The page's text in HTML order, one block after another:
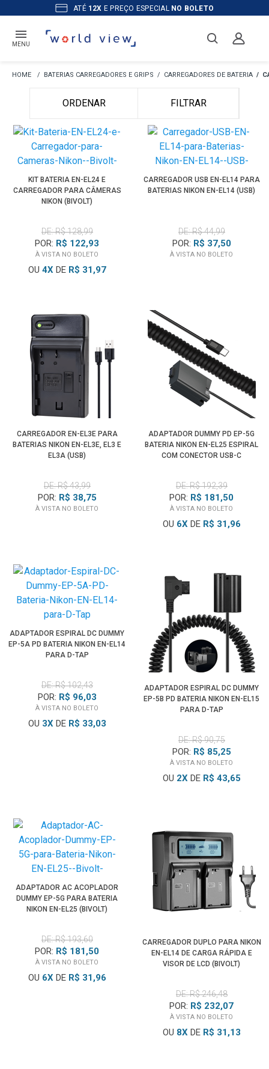
OS PRODUTOS APRONTA ENTREGA
MENU
BATERIAS CARREGADORES E GRIPS CARREGADORES DE BATERIA
ORDENAR FILTRAR
KIT BATERIA EN-EL24 E
CARREGADOR PARA CÂMERAS
NIKON (BIVOLT)
DE: R$ 128,99
POR: R$ 122,93
À VISTA NO BOLETO
OU 4XDE R$ 31,97
CARREGADOR USB EN-EL14 PARA
BATERIAS NIKON EN-EL14 (USB)
DE: R$ 44,99
POR: R$ 37,50
À VISTA NO BOLETO
CARREGADOR EN-EL3E PARA
BATERIAS NIKON EN-EL3E, EL3 E
EL3A (USB)
DE: R$ 43,99
POR: R$ 38,75
À VISTA NO BOLETO
ADAPTADOR DUMMY PD EP-5G
BATERIA NIKON EN-EL25 ESPIRAL
COM CONECTOR USB-C
DE: R$ 192,39
POR: R$ 181,50
À VISTA NO BOLETO
OU 6XDE R$ 31,96
ADAPTADOR ESPIRAL DC DUMMY
EP-5A PD BATERIA NIKON EN-EL14
PARA D-TAP
DE: R$ 102,43
POR: R$ 96,03
À VISTA NO BOLETO
OU 3XDE R$ 33,03
ADAPTADOR ESPIRAL DC DUMMY
EP-5B PD BATERIA NIKON EN-EL15
PARA D-TAP
DE: R$ 90,75
POR: R$ 85,25
À VISTA NO BOLETO
OU 2XDE R$ 43,65
ADAPTADOR AC ACOPLADOR
DUMMY EP-5G PARA BATERIA
NIKON EN-EL25 (BIVOLT)
DE: R$ 193,60
POR: R$ 181,50
À VISTA NO BOLETO
OU 6XDE R$ 31,96
CARREGADOR DUPLO PARA NIKON
EN-EL14 DE CARGA RÁPIDA E
VISOR DE LCD (BIVOLT)
DE: R$ 246,48
POR: R$ 232,07
À VISTA NO BOLETO
OU 8XDE R$ 31,13